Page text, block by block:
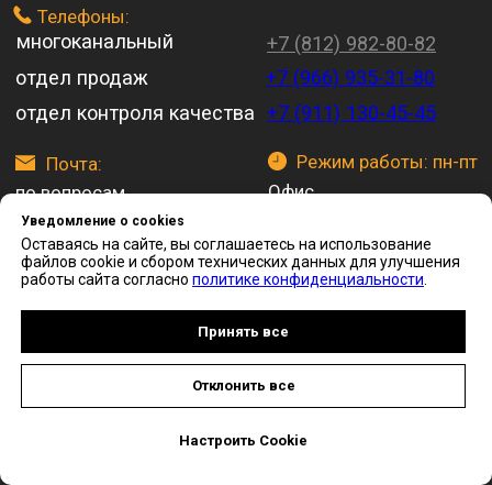
Уведомление о cookies
Оставаясь на сайте, вы соглашаетесь на использование
файлов cookie и сбором технических данных для улучшения
работы сайта согласно политике конфиденциальности
Принять все
Отклонить все
Настроить Cookie